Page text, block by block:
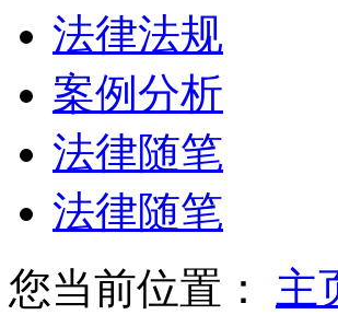
法律法规
案例分析
法律随笔
法律随笔
您当前位置： 主